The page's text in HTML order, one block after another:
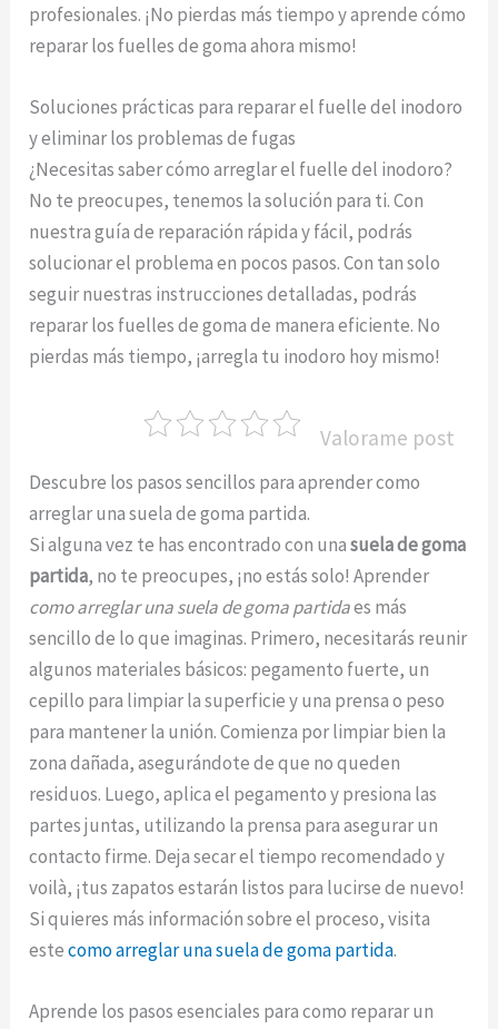
profesionales. ¡No pierdas más tiempo y aprende cómo
reparar los fuelles de goma ahora mismo!
Soluciones prácticas para reparar el fuelle del inodoro
y eliminar los problemas de fugas
¿Necesitas saber cómo arreglar el fuelle del inodoro?
No te preocupes, tenemos la solución para ti. Con
nuestra guía de reparación rápida y fácil, podrás
solucionar el problema en pocos pasos. Con tan solo
seguir nuestras instrucciones detalladas, podrás
reparar los fuelles de goma de manera eficiente. No
pierdas más tiempo, ¡arregla tu inodoro hoy mismo!
Valorame post
Descubre los pasos sencillos para aprender como
arreglar una suela de goma partida.
Si alguna vez te has encontrado con unasuela de goma
partida, no te preocupes, ¡no estás solo! Aprender
como arreglar una suela de goma partidaes más
sencillo de lo que imaginas. Primero, necesitarás reunir
algunos materiales básicos: pegamento fuerte, un
cepillo para limpiar la superficie y una prensa o peso
para mantener la unión. Comienza por limpiar bien la
zona dañada, asegurándote de que no queden
residuos. Luego, aplica el pegamento y presiona las
partes juntas, utilizando la prensa para asegurar un
contacto firme. Deja secar el tiempo recomendado y
voilà, ¡tus zapatos estarán listos para lucirse de nuevo!
Si quieres más información sobre el proceso, visita
estecomo arreglar una suela de goma partida.
Aprende los pasos esenciales para como reparar un